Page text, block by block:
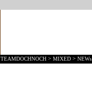
TEAMDOCHNOCH > MIXED > NEWs